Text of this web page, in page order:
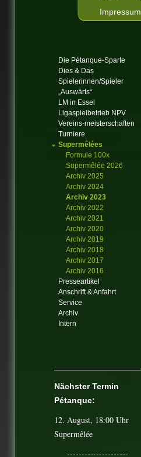
Impressum
Die Pétanque-Sparte
Dies & Das
Spielerinnen/Spieler
„Auswärts“
LM in Essel
Ligaspielbetrieb NPV
Vereins-meisterschaften
Turniere
Supermêlées
Formule 100x
Supermêlée 2026
Archiv 2025
Archiv 2024
Archiv 2023
Archiv 2022
Archiv 2021
Archiv 2020
Archiv 2019
Archiv 2018
Archiv 2017
Archiv 2016
Presseartikel
Anschrift & Anfahrt
Service
Archiv
Intern
Nächster Termin
Pétanque:
12. August, 18:00 Uhr
Supermêlée
---------------------